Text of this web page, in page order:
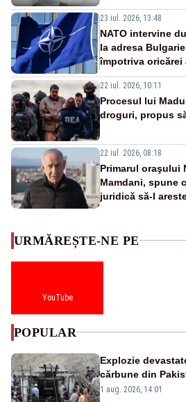
23 iul. 2026, 13:48
NATO intervine
la adresa
împotriva oricărei
22 iul. 2026, 10:11
Procesul lui
droguri, propus
22 iul. 2026, 08:18
Primarul oraşului
Mamdani, spune
juridică să-l
URMĂREȘTE-NE PE
YouTube
POPULAR
Explozie
cărbune din
morți - VIDEO
1 aug. 2026, 14:01